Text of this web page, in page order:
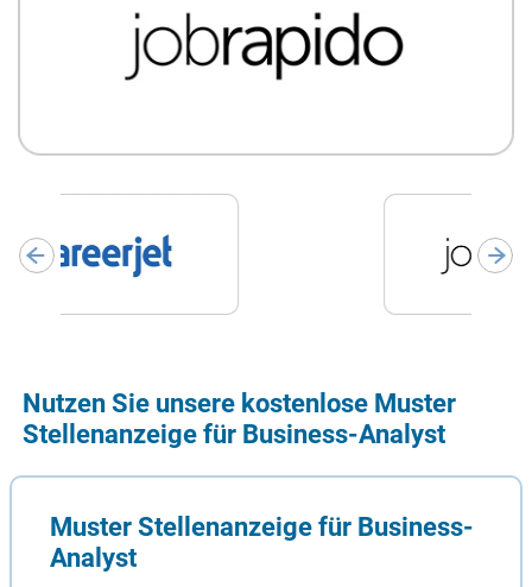
Nutzen Sie unsere kostenlose Muster
Stellenanzeige für Business-Analyst
Muster Stellenanzeige für Business-
Analyst